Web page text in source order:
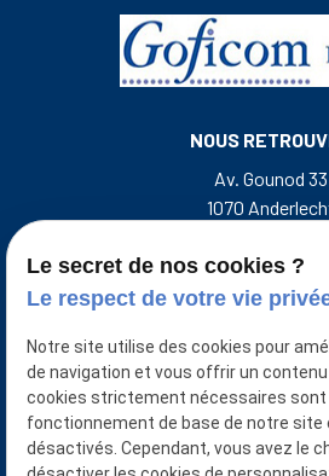
NOUS
Av. Gounod 33
1070
7500 Tournai
+32 493 50 38 33
NUMÉRO
0401921874/
Le secret de nos cookies ?
Le respect de votre vie
Notre site utilise des cookies pour
de navigation et vous offrir un
cookies strictement nécessaires sont
fonctionnement de base de notre site
désactivés. Cependant, vous avez le